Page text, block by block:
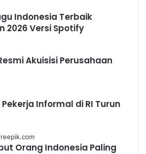
Indonesia Terbaik
2026 Versi Spotify
Akuisisi Perusahaan
Pekerja Informal di RI Turun
Orang Indonesia Paling